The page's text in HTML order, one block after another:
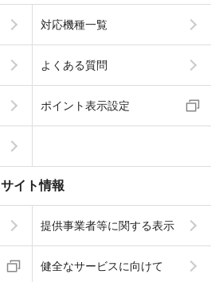
対応機種一覧
よくある質問
ポイント表示設定
サイト情報
提供事業者等に関する表示
健全なサービスに向けて